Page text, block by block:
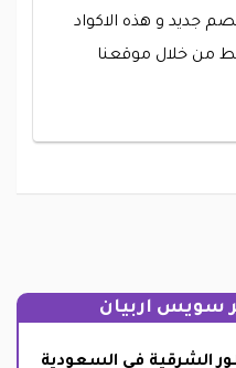
جديد و هذه الاكواد
من خلال موقعنا
سويس اربيان
الشرقية في السعودية